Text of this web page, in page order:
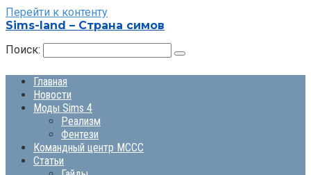
Перейти к контенту
Sims-land – Страна симов
Поиск:
Главная
Новости
Моды Sims 4
Реализм
Фентези
Командный центр MCCC
Статьи